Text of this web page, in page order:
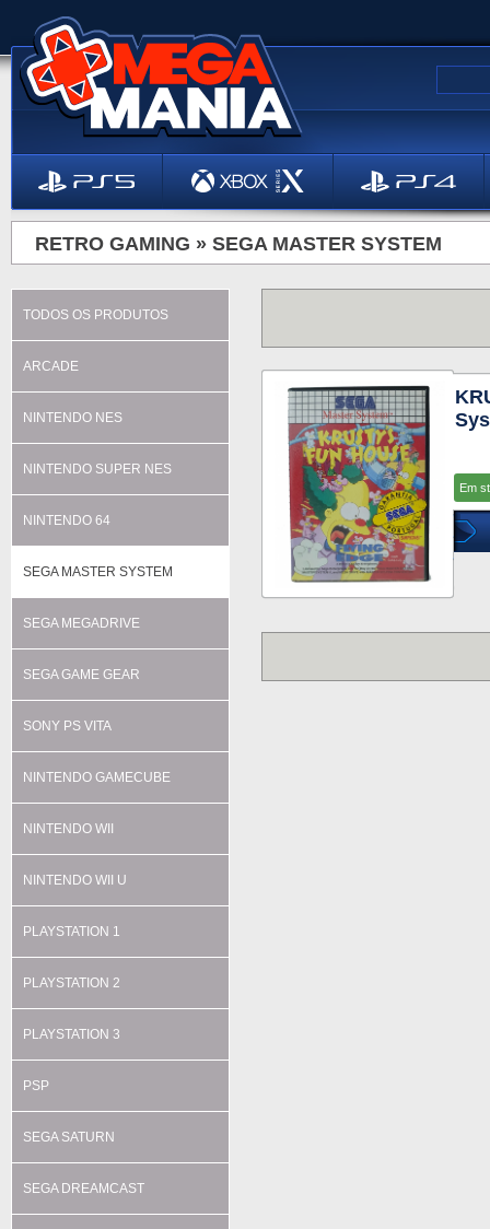
RETRO GAMING » SEGA MASTER SYSTEM
TODOS OS PRODUTOS
ARCADE
NINTENDO NES
NINTENDO SUPER NES
NINTENDO 64
SEGA MASTER SYSTEM
SEGA MEGADRIVE
SEGA GAME GEAR
SONY PS VITA
NINTENDO GAMECUBE
NINTENDO WII
NINTENDO WII U
PLAYSTATION 1
PLAYSTATION 2
PLAYSTATION 3
PSP
SEGA SATURN
SEGA DREAMCAST
Em